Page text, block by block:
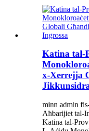
Katina tal-
x-Xerrejja
minn admin
Aħbarijiet tal-
Katina tal-